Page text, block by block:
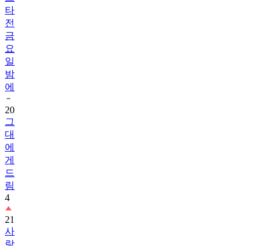
타
전
금
요
일
밤
에
20
그
대
에
게
드
림
4
21
사
랑